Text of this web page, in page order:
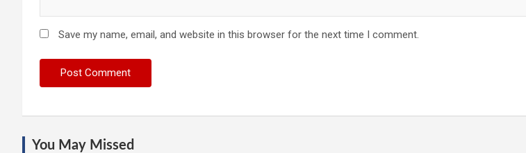
Save my name, email, and website in this browser for the next time I comment.
You May Missed